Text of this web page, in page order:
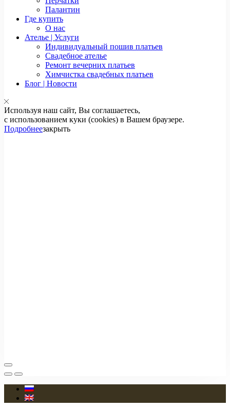
Палантин
Где купить
О нас
Ателье | Услуги
Индивидуальный пошив платьев
Свадебное ателье
Ремонт вечерних платьев
Химчистка свадебных платьев
Блог | Новости
Используя наш сайт, Вы соглашаетесь,
с использованием куки (cookies) в Вашем браузере.
Подробнеезакрыть